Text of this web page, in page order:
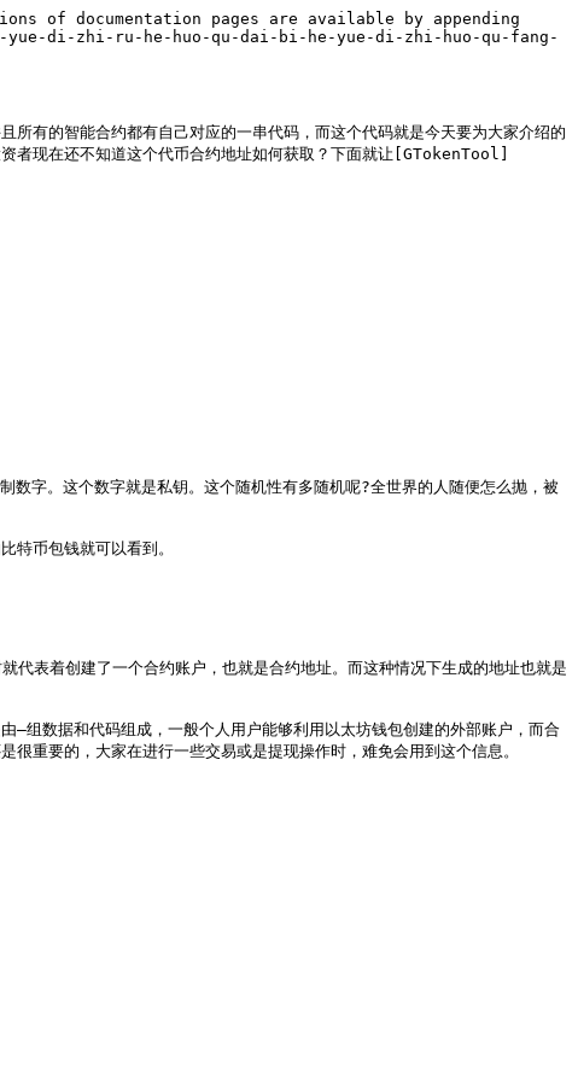
of documentation pages are available by appending
di-zhi-ru-he-huo-qu-dai-bi-he-yue-di-zhi-huo-qu-fang-
有的智能合约都有自己对应的一串代码，而这个代码就是今天要为大家介绍的
者现在还不知道这个代币合约地址如何获取？下面就让[GTokenTool]
字。这个数字就是私钥。这个随机性有多随机呢?全世界的人随便怎么抛，被
特币包钱就可以看到。
表着创建了一个合约账户，也就是合约地址。而这种情况下生成的地址也就是
—组数据和代码组成，一般个人用户能够利用以太坊钱包创建的外部账户，而合
重要的，大家在进行一些交易或是提现操作时，难免会用到这个信息。